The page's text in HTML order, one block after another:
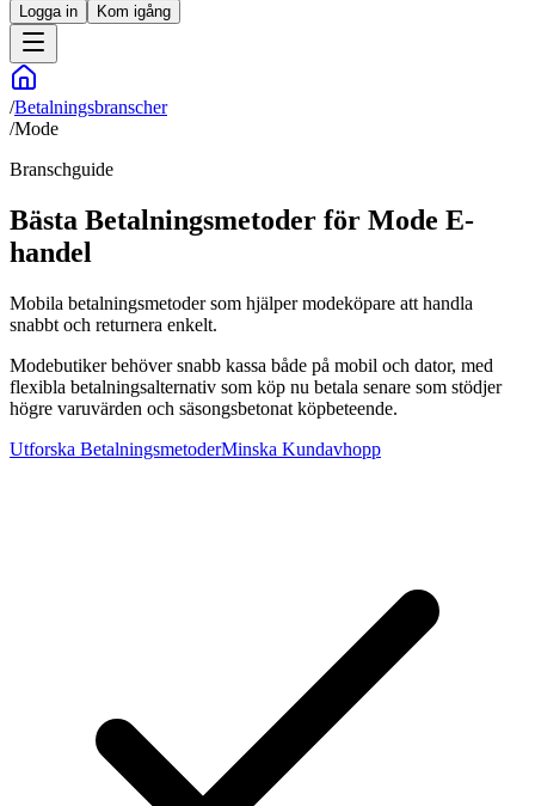
Logga in Kom igång
/Betalningsbranscher
/Mode
Branschguide
Bästa Betalningsmetoder för Mode E-
handel
Mobila betalningsmetoder som hjälper modeköpare att handla
snabbt och returnera enkelt.
Modebutiker behöver snabb kassa både på mobil och dator, med
flexibla betalningsalternativ som köp nu betala senare som stödjer
högre varuvärden och säsongsbetonat köpbeteende.
Utforska BetalningsmetoderMinska Kundavhopp